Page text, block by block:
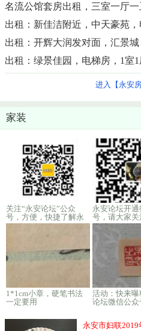
出租：新佳洁附近，中天豪苑，
出租：绿景佳园，电梯房，1室
进入【永安
家装
关注“永安论坛”公众
号，方便，快捷了解永
安新鲜事
永安论坛开
号，请大家关
1*1cm小章，硬笔书法
一定要用
活动：快来
论坛微信公众
永安市妇联